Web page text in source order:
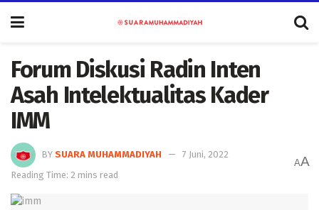
Forum Diskusi Radin Inten
Asah Intelektualitas Kader
IMM
BY SUARA MUHAMMADIYAH
7 Juni, 2022
Reading Time: 2 mins read
AA